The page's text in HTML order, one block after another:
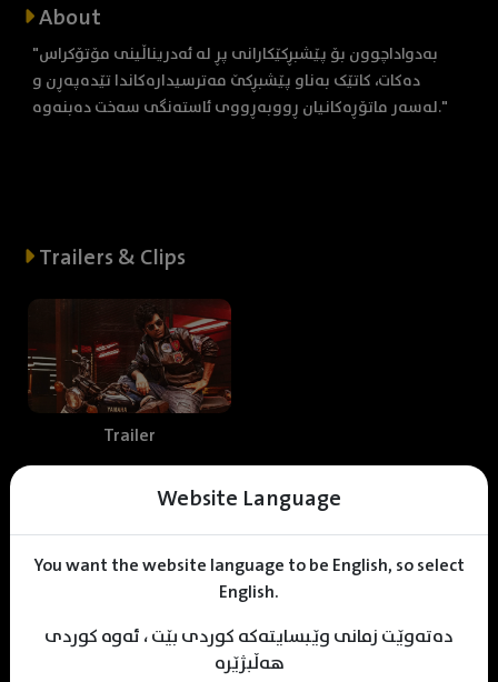
Website Language
You want the website language to be English, so select
English.
دەتەوێت زمانی وێبسایتەکە کوردی بێت ، ئەوە کوردی
هەڵبژێرە
About
"بەدواداچوون بۆ پێشبڕکێکارانی پڕ لە ئەدریناڵینی مۆتۆکراس
دەکات، کاتێک بەناو پێشبڕکێ مەترسیدارەکاندا تێدەپەڕن و
لەسەر ماتۆڕەکانیان ڕووبەڕووی ئاستەنگی سەخت دەبنەوە."
Trailers & Clips
Trailer
KDV Designer